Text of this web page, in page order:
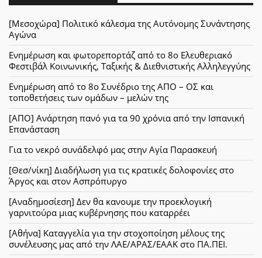
[Μεσοχώρα] Πολιτικό κάλεσμα της Αυτόνομης Συνάντησης
Αγώνα
Ενημέρωση και φωτορεπορτάζ από το 8ο Ελευθεριακό
Φεστιβάλ Κοινωνικής, Ταξικής & Διεθνιστικής Αλληλεγγύης
Ενημέρωση από το 8ο Συνέδριο της ΑΠΟ – ΟΣ και
τοποθετήσεις των ομάδων – μελών της
[ΑΠΟ] Ανάρτηση πανό για τα 90 χρόνια από την Ισπανική
Επανάσταση
Για το νεκρό συνάδελφό μας στην Αγία Παρασκευή
[Θεσ/νίκη] Διαδήλωση για τις κρατικές δολοφονίες στο
Άργος και στον Ασπρόπυργο
[Αναδημοσίεση] Δεν θα κανουμε την προεκλογική
γαρνιτούρα μιας κυβέρνησης που καταρρέει
[Αθήνα] Καταγγελία για την στοχοποίηση μέλους της
συνέλευσης μας από την ΛΑΕ/ΑΡΑΣ/ΕΑΑΚ στο ΠΑ.ΠΕΙ.